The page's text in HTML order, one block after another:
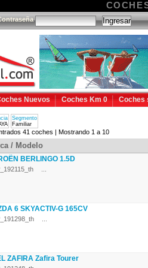
Nuevos Coches Km 0 Coches
Segmento
Familiar
41 coches | Mostrando 1 a 10
/ Modelo
BERLINGO 1.5D
6 SKYACTIV-G 165CV
ZAFIRA Zafira Tourer